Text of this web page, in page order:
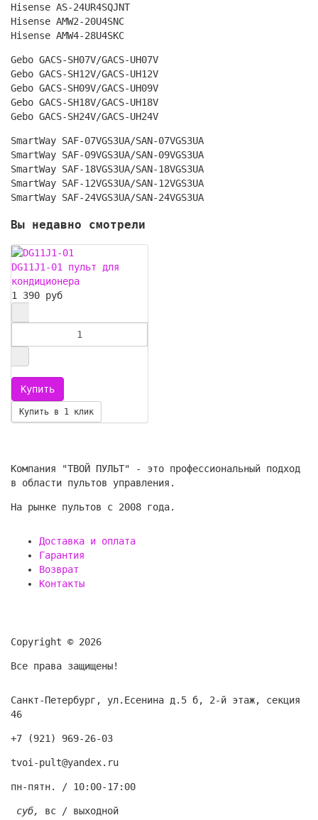
Hisense AS-24UR4SQJNT
Hisense AMW2-20U4SNC
Hisense AMW4-28U4SKC
Gebo GACS-SH07V/GACS-UH07V
Gebo GACS-SH12V/GACS-UH12V
Gebo GACS-SH09V/GACS-UH09V
Gebo GACS-SH18V/GACS-UH18V
Gebo GACS-SH24V/GACS-UH24V
SmartWay SAF-07VGS3UA/SAN-07VGS3UA
SmartWay SAF-09VGS3UA/SAN-09VGS3UA
SmartWay SAF-18VGS3UA/SAN-18VGS3UA
SmartWay SAF-12VGS3UA/SAN-12VGS3UA
SmartWay SAF-24VGS3UA/SAN-24VGS3UA
Вы недавно смотрели
DG11J1-01 пульт для
кондиционера
1 390 руб
Купить в 1 клик
Компания "ТВОЙ ПУЛЬТ" - это профессиональный подход
в области пультов управления.
На рынке пультов с 2008 года.
Доставка и оплата
Гарантия
Возврат
Контакты
Copyright © 2026
Все права защищены!
Санкт-Петербург, ул.Есенина д.5 б, 2-й этаж, секция
46
+7 (921) 969-26-03
tvoi-pult@yandex.ru
пн-пятн. / 10:00-17:00
суб, вс / выходной